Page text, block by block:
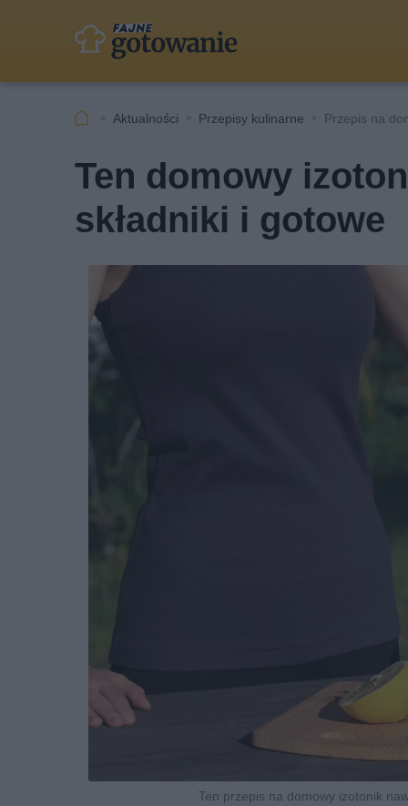
Aktualności Przepisy kulinarne Przepis na
Ten domowy
składniki i gotowe
Ten przepis na domowy izotonik